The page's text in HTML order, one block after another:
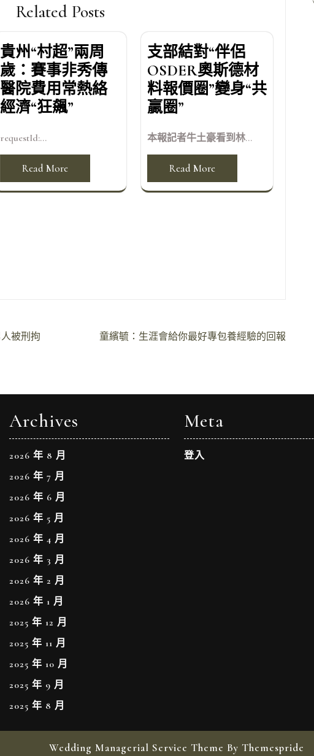
Related Posts
貴州“村超”兩周
歲：賽事非秀傳
醫院費用常熱絡
經濟“狂飆”
requestId:...
Read More
支部結對“伴侶
OSDER奧斯德材
料報價圈”變身“共
贏圈”
本報記者牛土豪看到林...
Read More
童繽毓：生涯會給你最好專包養經驗的回報
被刑拘
Archives
2026 年 8 月
2026 年 7 月
2026 年 6 月
2026 年 5 月
2026 年 4 月
2026 年 3 月
2026 年 2 月
2026 年 1 月
2025 年 12 月
2025 年 11 月
2025 年 10 月
2025 年 9 月
2025 年 8 月
Meta
登入
Wedding Managerial Service Theme By Themespride